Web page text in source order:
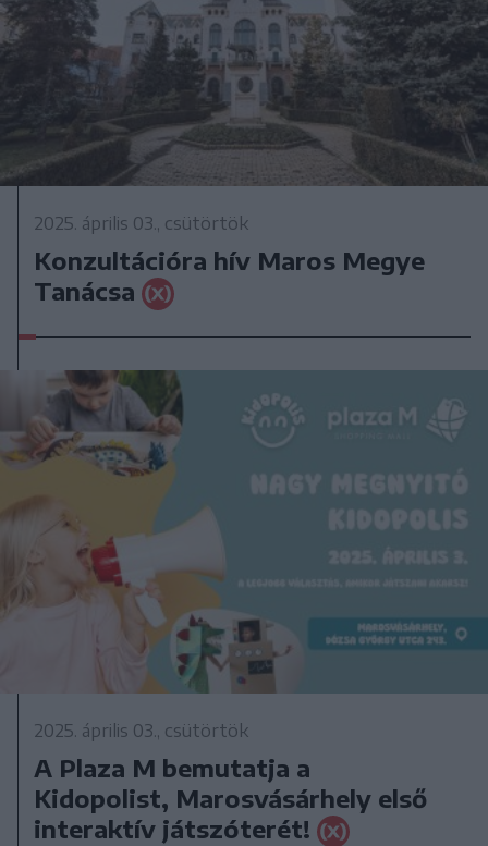
2025. április 03., csütörtök
Konzultációra hív Maros Megye
Tanácsa
2025. április 03., csütörtök
A Plaza M bemutatja a
Kidopolist, Marosvásárhely első
interaktív játszóterét!